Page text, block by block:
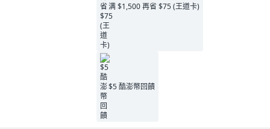
满 $1,500 再省 $75 (王道卡)
$5 酷澎幣回饋